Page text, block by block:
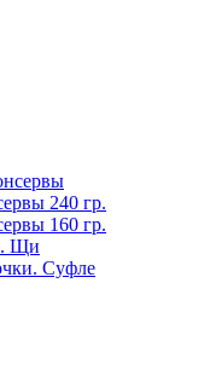
240 гр.
160 гр.
Щи
Суфле